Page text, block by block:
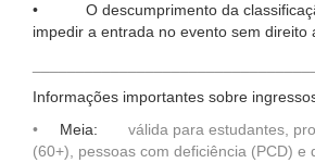
• O descumprimento da
impedir a entrada no evento sem direito
Informações importantes sobre
• Meia: válida para estudantes,
(60+), pessoas com deficiência (PCD) e